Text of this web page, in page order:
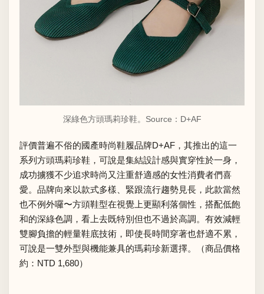
深綠色方頭瑪莉珍鞋。Source： D+AF
評價普遍不俗的國產時尚鞋履品牌D+AF，其推出的這一
系列方頭瑪莉珍鞋，可說是集結設計感與實穿性於一身，
成功擄獲不少追求時尚又注重舒適感的女性消費者們喜
愛。品牌向來以款式多樣、緊跟流行趨勢見長，此款當然
也不例外囉〜方頭鞋型在視覺上更顯利落個性，搭配低飽
和的深綠色調，看上去既特別但也不過於高調。有效減輕
雙腳負擔的輕量鞋底技術，即使長時間穿著也舒適不累，
可說是一雙外型與機能兼具的瑪莉珍新選擇。（商品價格
約：NTD 1,680）